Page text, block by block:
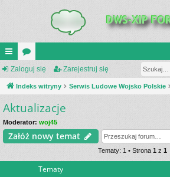
UI
C
K
_L
IN
or
a
Zaloguj się Zarejestruj się
Indeks witryny Serwis Ludowe Wojsko Polskie
Aktualizacje
Moderator: woj45
Załóż nowy temat
Tematy: 1 • Strona 1 z 1
Tematy